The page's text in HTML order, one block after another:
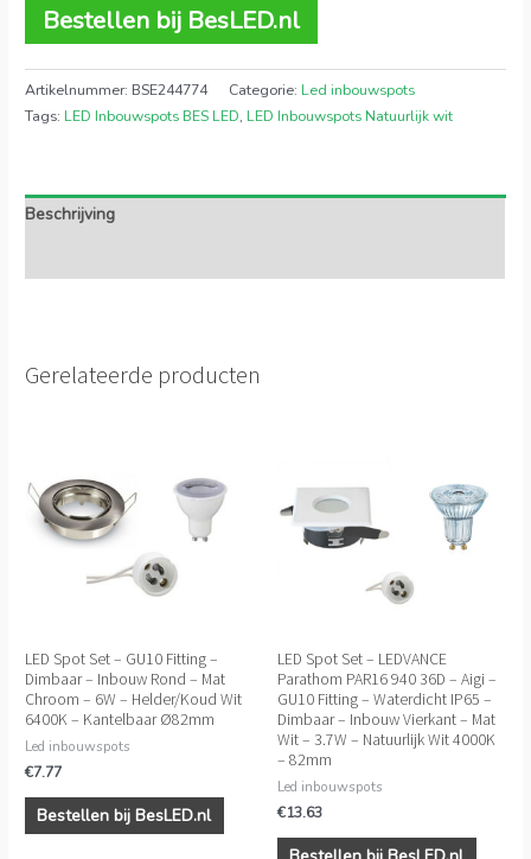
Bestellen bij BesLED.nl
Artikelnummer: BSE244774 Categorie: Led inbouwspots
Tags: LED Inbouwspots BES LED, LED Inbouwspots Natuurlijk wit
Beschrijving
Gerelateerde producten
LED Spot Set – GU10 Fitting –
Dimbaar – Inbouw Rond – Mat
Chroom – 6W – Helder/Koud Wit
6400K – Kantelbaar Ø82mm
Led inbouwspots
€7.77
Bestellen bij BesLED.nl
LED Spot Set – LEDVANCE
Parathom PAR16 940 36D – Aigi –
GU10 Fitting – Waterdicht IP65 –
Dimbaar – Inbouw Vierkant – Mat
Wit – 3.7W – Natuurlijk Wit 4000K
– 82mm
Led inbouwspots
€13.63